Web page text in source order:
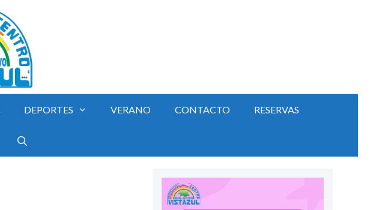
DEPORTES VERANO CONTACTO RESERVAS